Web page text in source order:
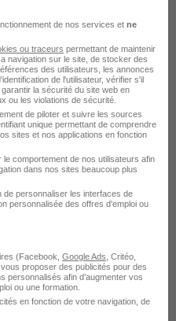
depuis le 16/06/26
F
depuis le 12/06/26
de nos services et ne
ou traceurs permettant de maintenir
navigation sur le site, de stocker des
des utilisateurs, les annonces
de l'utilisateur, vérifier s'il
la sécurité du site web en
ou les violations de sécurité.
de piloter et suivre les sources
unique permettant de comprendre
sites et nos applications en fonction
le comportement de nos utilisateurs afin
dans nos sites beaucoup plus
personnaliser les interfaces de
personnalisée des offres d'emploi ou
(Facebook, Google Ads , Critéo,
proposer des publicités pour des
personnalisés afin d’augmenter vos
ou une formation.
en fonction de votre navigation, de